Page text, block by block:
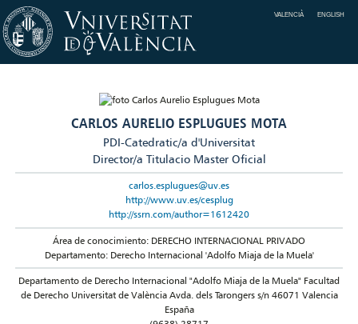
VALENCIÀ ENGLISH
CARLOS AURELIO ESPLUGUES MOTA
PDI-Catedratic/a d'Universitat
Director/a Titulacio Master Oficial
carlos.esplugues@uv.es
http://www.uv.es/cesplug
http://ssrn.com/author=1612420
Área de conocimiento: DERECHO INTERNACIONAL PRIVADO
Departamento: Derecho Internacional 'Adolfo Miaja de la Muela'
Departamento de Derecho Internacional "Adolfo Miaja de la Muela" Facultad
de Derecho Universitat de València Avda. dels Tarongers s/n 46071 Valencia
España